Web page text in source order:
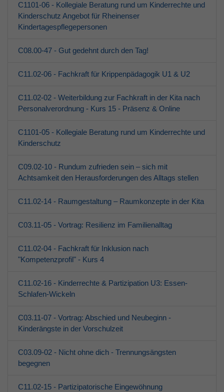
C1101-06 - Kollegiale Beratung rund um Kinderrechte und
Kinderschutz Angebot für Rheinenser
Kindertagespflegepersonen
C08.00-47 - Gut gedehnt durch den Tag!
C11.02-06 - Fachkraft für Krippenpädagogik U1 & U2
C11.02-02 - Weiterbildung zur Fachkraft in der Kita nach
Personalverordnung - Kurs 15 - Präsenz & Online
C1101-05 - Kollegiale Beratung rund um Kinderrechte und
Kinderschutz
C09.02-10 - Rundum zufrieden sein – sich mit
Achtsamkeit den Herausforderungen des Alltags stellen
C11.02-14 - Raumgestaltung – Raumkonzepte in der Kita
C03.11-05 - Vortrag: Resilienz im Familienalltag
C11.02-04 - Fachkraft für Inklusion nach
"Kompetenzprofil" - Kurs 4
C11.02-16 - Kinderrechte & Partizipation U3: Essen-
Schlafen-Wickeln
C03.11-07 - Vortrag: Abschied und Neubeginn -
Kinderängste in der Vorschulzeit
C03.09-02 - Nicht ohne dich - Trennungsängsten
begegnen
C11.02-15 - Partizipatorische Eingewöhnung